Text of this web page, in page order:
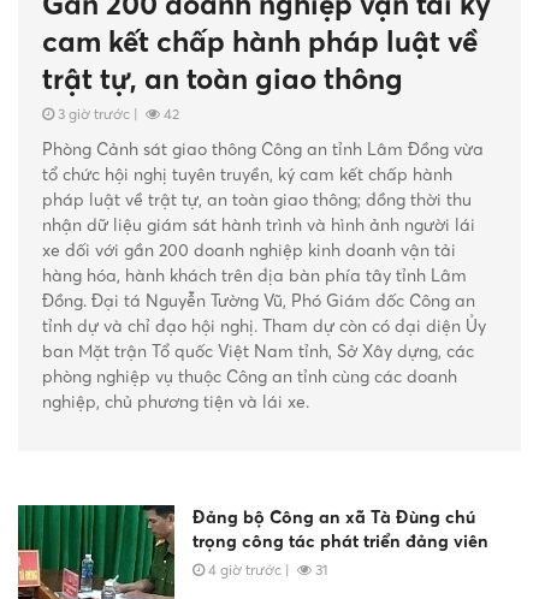
Đảng bộ Công an xã Tà Đùng chú
trọng công tác phát triển đảng viên
4 giờ trước | 31
cam kết chấp hành pháp luật về
trật tự, an toàn giao thông
3 giờ trước | 42
Phòng Cảnh sát giao thông Công an tỉnh Lâm Đồng vừa
tổ chức hội nghị tuyên truyền, ký cam kết chấp hành
pháp luật về trật tự, an toàn giao thông; đồng thời thu
nhận dữ liệu giám sát hành trình và hình ảnh người lái
xe đối với gần 200 doanh nghiệp kinh doanh vận tải
hàng hóa, hành khách trên địa bàn phía tây tỉnh Lâm
Đồng. Đại tá Nguyễn Tường Vũ, Phó Giám đốc Công an
tỉnh dự và chỉ đạo hội nghị. Tham dự còn có đại diện Ủy
ban Mặt trận Tổ quốc Việt Nam tỉnh, Sở Xây dựng, các
phòng nghiệp vụ thuộc Công an tỉnh cùng các doanh
nghiệp, chủ phương tiện và lái xe.